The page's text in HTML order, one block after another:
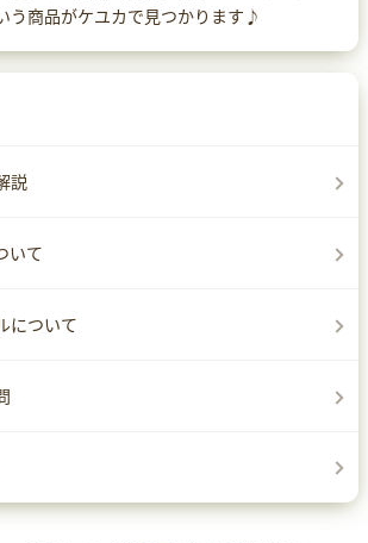
う商品がケユカで見つかります♪
説
いて
について